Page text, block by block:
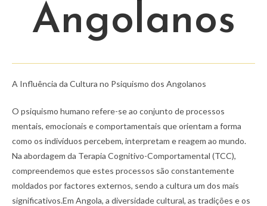
Angolanos
A Influência da Cultura no Psiquismo dos Angolanos
O psiquismo humano refere-se ao conjunto de processos
mentais, emocionais e comportamentais que orientam a forma
como os indivíduos percebem, interpretam e reagem ao mundo.
Na abordagem da Terapia Cognitivo-Comportamental (TCC),
compreendemos que estes processos são constantemente
moldados por factores externos, sendo a cultura um dos mais
significativos.Em Angola, a diversidade cultural, as tradições e os